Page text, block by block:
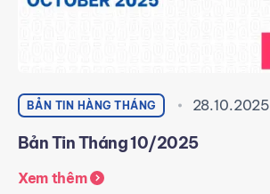
BẢN TIN HÀNG THÁNG 28.10.2025
Bản Tin Tháng 10/2025
Xem thêm